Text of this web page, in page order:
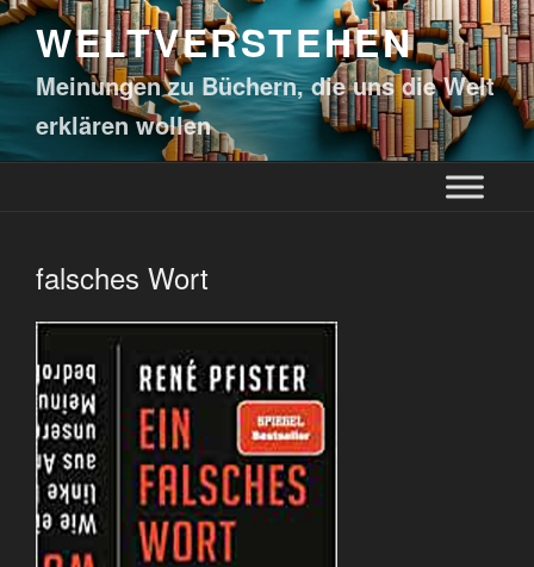
WELTVERSTEHEN
Meinungen zu Büchern, die uns die Welt
erklären wollen
falsches Wort